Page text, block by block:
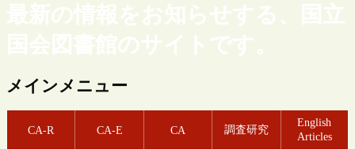
最新の情報をお知らせする、国立
国会図書館のサイトです。
メインメニュー
CA-R CA-E CA 調査研究
English
Articles